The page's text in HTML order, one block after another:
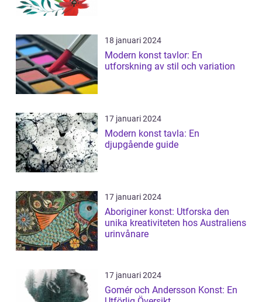
18 januari 2024
Modern konst tavlor: En
utforskning av stil och variation
17 januari 2024
Modern konst tavla: En
djupgående guide
17 januari 2024
Aboriginer konst: Utforska den
unika kreativiteten hos Australiens
urinvånare
17 januari 2024
Gomér och Andersson Konst: En